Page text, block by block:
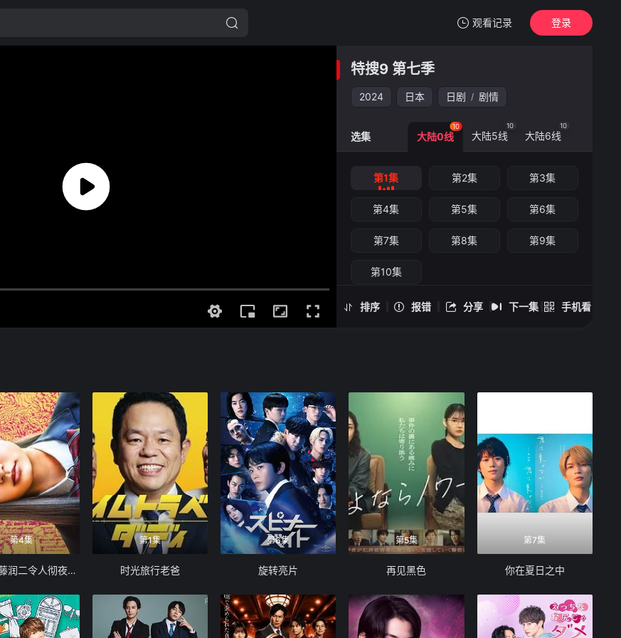
观看记录
我的观影记录
第1集
特搜9 第七季
登录
特搜9 第七季
2024 日本 日剧 / 剧情
排序 报错 分享 下一集 手机看
特搜9 第七季 -第1集
选集 大陆0线
10
大陆5线
10
大陆6线
10
第1集 第2集 第3集
第4集 第5集 第6集
第7集 第8集 第9集
第10集
第4集
怪奇-伊藤润二令人彻夜难眠的奇异故事
第1集
时光旅行老爸
第6集
旋转亮片
第5集
再见黑色
第7集
你在夏日之中